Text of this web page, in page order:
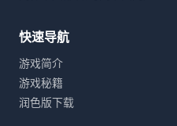
快速导航
游戏简介
游戏秘籍
润色版下载